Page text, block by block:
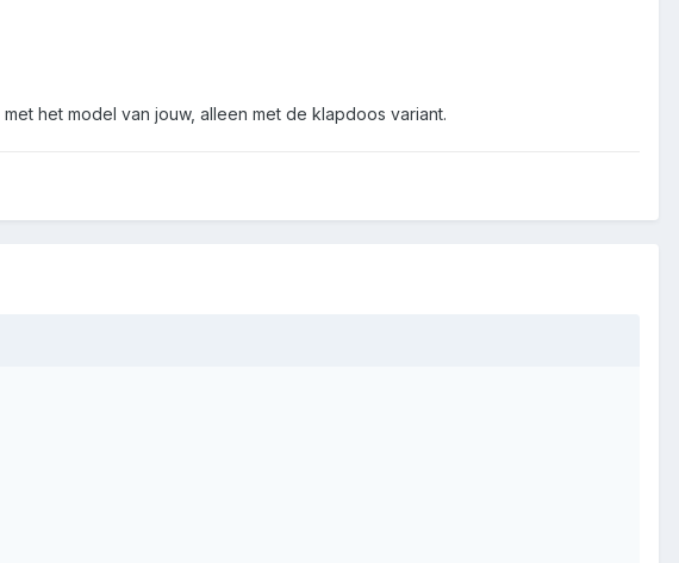
het model van jouw, alleen met de klapdoos variant.